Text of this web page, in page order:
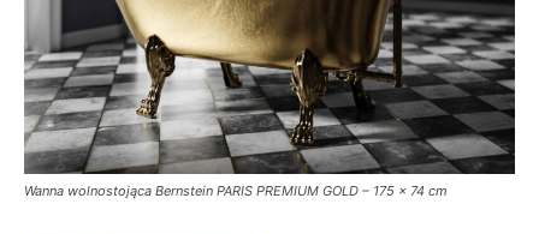
Wanna wolnostojąca Bernstein PARIS PREMIUM GOLD – 175 x 74 cm